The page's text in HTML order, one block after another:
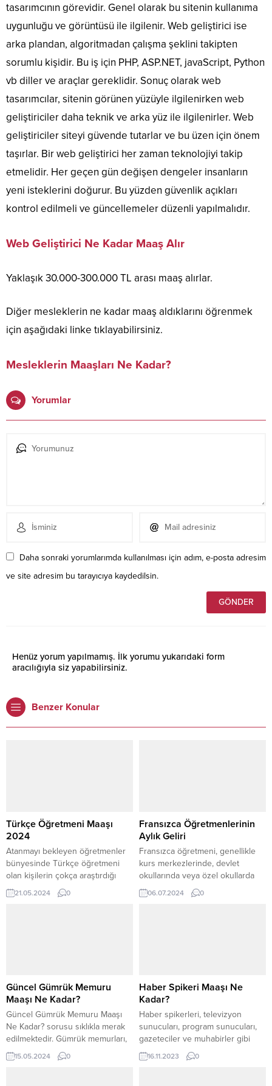
tasarımcının görevidir. Genel olarak bu sitenin kullanıma
uygunluğu ve görüntüsü ile ilgilenir. Web geliştirici ise
arka plandan, algoritmadan çalışma şeklini takipten
sorumlu kişidir. Bu iş için PHP, ASP.NET, javaScript, Python
vb diller ve araçlar gereklidir. Sonuç olarak web
tasarımcılar, sitenin görünen yüzüyle ilgilenirken web
geliştiriciler daha teknik ve arka yüz ile ilgilenirler. Web
geliştiriciler siteyi güvende tutarlar ve bu üzen için önem
taşırlar. Bir web geliştirici her zaman teknolojiyi takip
etmelidir. Her geçen gün değişen dengeler insanların
yeni isteklerini doğurur. Bu yüzden güvenlik açıkları
kontrol edilmeli ve güncellemeler düzenli yapılmalıdır.
Web Geliştirici Ne Kadar Maaş Alır
Yaklaşık 30.000-300.000 TL arası maaş alırlar.
Diğer mesleklerin ne kadar maaş aldıklarını öğrenmek
için aşağıdaki linke tıklayabilirsiniz.
Mesleklerin Maaşları Ne Kadar?
Yorumlar
Daha sonraki yorumlarımda kullanılması için adım, e-posta adresim
ve site adresim bu tarayıcıya kaydedilsin.
Henüz yorum yapılmamış. İlk yorumu yukarıdaki form
aracılığıyla siz yapabilirsiniz.
Benzer Konular
Türkçe Öğretmeni Maaşı
2024
Atanmayı bekleyen öğretmenler
bünyesinde Türkçe öğretmeni
olan kişilerin çokça araştırdığı
soru maaşlarla ilgilidir. Türkçe
Öğretmeni Maaşı 2024’de ne
bilinmektedir. En düşük maaşın
19.800TL olduğu bilinirken en
yüksek...
21.05.2024 0
Fransızca Öğretmenlerinin
Aylık Geliri
Fransızca öğretmeni, genellikle
kurs merkezlerinde, devlet
okullarında veya özel okullarda
çalışarak öğrencilere dil hakkında
detayları verir. Eğitim sektöründe
becerilerini geliştirecek etkinlikler
düzenlemek gibi birçok faaliyette
bulunur. Fransızca Öğretmeni
olmak için belirlenen...
06.07.2024 0
Güncel Gümrük Memuru
Maaşı Ne Kadar?
Güncel Gümrük Memuru Maaşı
Ne Kadar? sorusu sıklıkla merak
edilmektedir. Gümrük memurları,
ülkeye giriş ve çıkış yapan malları
denetleyen, gümrük vergilerini
15.05.2024 0
Haber Spikeri Maaşı Ne
Kadar?
Haber spikerleri, televizyon
sunucuları, program sunucuları,
gazeteciler ve muhabirler gibi
farklı pozisyonlardaki çalışanların
ne kadar kazandıkları sıkça
16.11.2023 0